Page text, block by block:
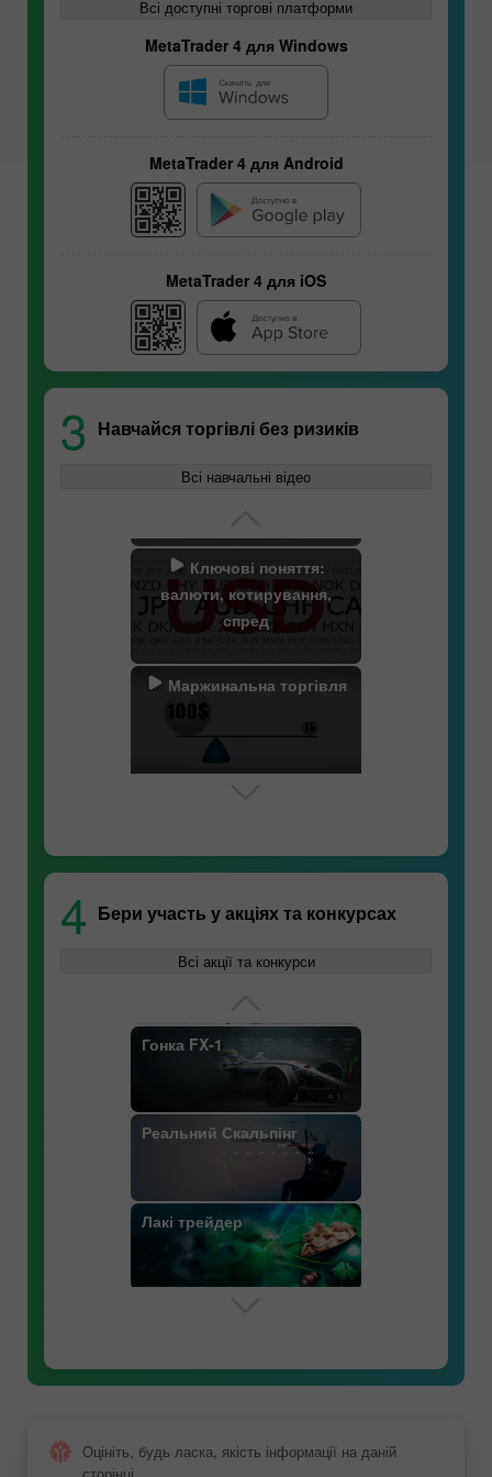
Всі доступні торгові платформи
MetaTrader 4 для Windows
MetaTrader 4 для Android
MetaTrader 4 для iOS
3 Навчайся торгівлі без ризиків
Всі навчальні відео
Ф'ючерси
Особливості валютних
пар
Ключові поняття:
валюти, котирування,
спред
Маржинальна торгівля
Технічний аналіз
Ф'ючерси
Особливості валютних
Ключові поняття:
4 Бери участь у акціях та конкурсах
Всі акції та конкурси
Лакі трейдер
Великий Шлях
Гонка FX-1
Реальний Скальпінг
Лакі трейдер
Оцініть, будь ласка, якість інформації на даній